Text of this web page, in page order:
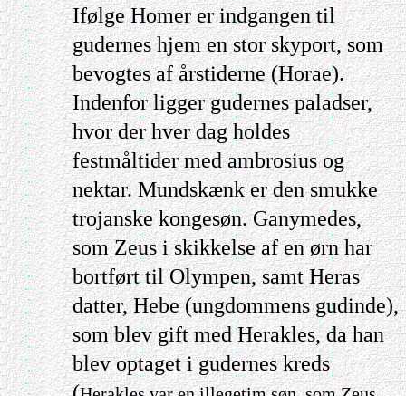
Ifølge Homer er indgangen til
gudernes hjem en stor skyport, som
bevogtes af årstiderne (Horae).
Indenfor ligger gudernes paladser,
hvor der hver dag holdes
festmåltider med ambrosius og
nektar. Mundskænk er den smukke
trojanske kongesøn. Ganymedes,
som Zeus i skikkelse af en ørn har
bortført til Olympen, samt Heras
datter, Hebe (ungdommens gudinde),
som blev gift med Herakles, da han
blev optaget i gudernes kreds